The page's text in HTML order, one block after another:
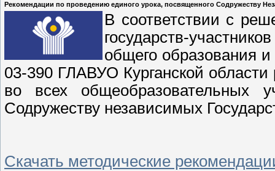
Рекомендации по проведению единого урока, посвященного Содружеству
В соответствии с
государств-
общего образования
03-390 ГЛАВУО Курганской
во всех общеобразовательных
Содружеству независимых
Скачать методические